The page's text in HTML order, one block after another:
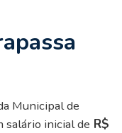
Municipal de
salário inicial de R$